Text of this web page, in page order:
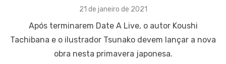
Posted
21 de janeiro de 2021
Após terminarem Date A Live, o autor Koushi
Tachibana e o ilustrador Tsunako devem lançar a nova
obra nesta primavera japonesa.